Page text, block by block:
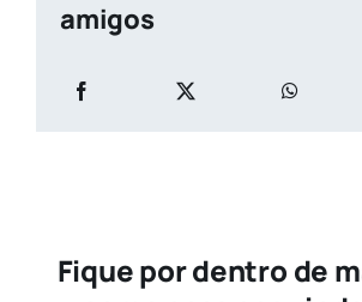
amigos
Fique por dentro de